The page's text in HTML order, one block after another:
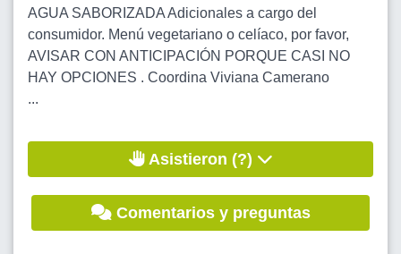
AGUA SABORIZADA Adicionales a cargo del
consumidor. Menú vegetariano o celíaco, por favor,
AVISAR CON ANTICIPACIÓN PORQUE CASI NO
HAY OPCIONES . Coordina Viviana Camerano
...
Asistieron (?)
Comentarios y preguntas